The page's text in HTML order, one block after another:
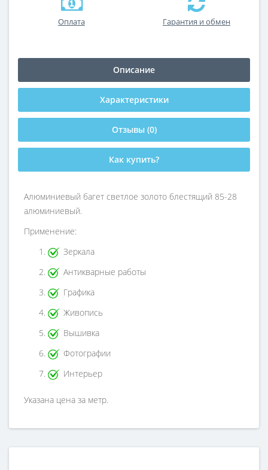
Оплата Гарантия и обмен
Описание
Характеристики
Отзывы (0)
Как купить?
Алюминиевый багет светлое золото блестящий 85-28
алюминиевый.
Применение:
Зеркала
Антикварные работы
Графика
Живопись
Вышивка
Фотографии
Интерьер
Указана цена за метр.